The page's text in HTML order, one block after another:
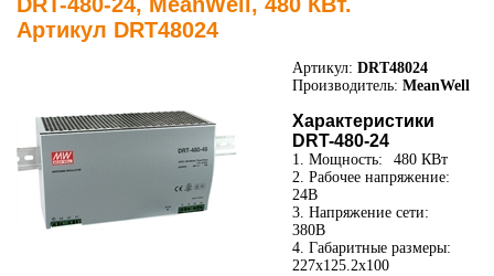
Артикул DRT48024
Артикул: DRT48024
Производитель: MeanWell
Характеристики
DRT-480-24
1. Мощность:
480 КВт
2. Рабочее напряжение:
24В
3. Напряжение сети:
380В
4. Габаритные размеры:
227x125.2x100